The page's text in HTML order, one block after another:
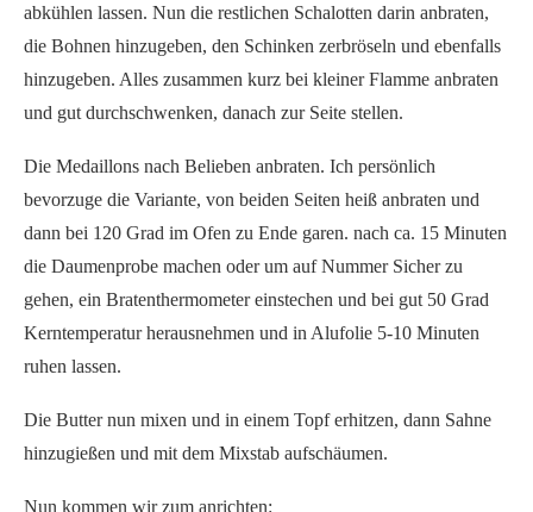
abkühlen lassen. Nun die restlichen Schalotten darin anbraten,
die Bohnen hinzugeben, den Schinken zerbröseln und ebenfalls
hinzugeben. Alles zusammen kurz bei kleiner Flamme anbraten
und gut durchschwenken, danach zur Seite stellen.
Die Medaillons nach Belieben anbraten. Ich persönlich
bevorzuge die Variante, von beiden Seiten heiß anbraten und
dann bei 120 Grad im Ofen zu Ende garen. nach ca. 15 Minuten
die Daumenprobe machen oder um auf Nummer Sicher zu
gehen, ein Bratenthermometer einstechen und bei gut 50 Grad
Kerntemperatur herausnehmen und in Alufolie 5-10 Minuten
ruhen lassen.
Die Butter nun mixen und in einem Topf erhitzen, dann Sahne
hinzugießen und mit dem Mixstab aufschäumen.
Nun kommen wir zum anrichten: